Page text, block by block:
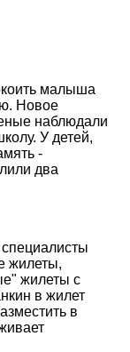
малыша
Новое
наблюдали
У детей,
-
два
жилеты,
жилеты с
в жилет
в